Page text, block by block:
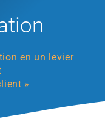
en un levier
»